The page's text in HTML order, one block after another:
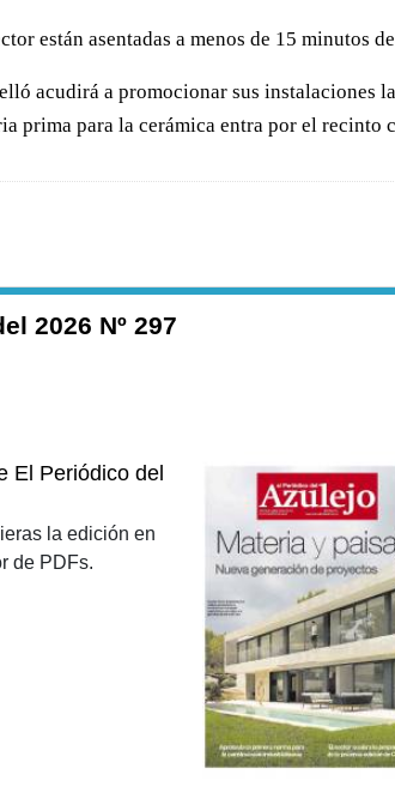
están asentadas a menos de 15 minutos
acudirá a promocionar sus instalaciones
prima para la cerámica entra por el recinto
2026 Nº 297
El Periódico del
la edición en
de PDFs.